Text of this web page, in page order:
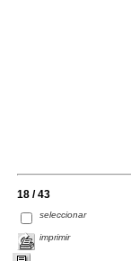
18 / 43
seleccionar
imprimir